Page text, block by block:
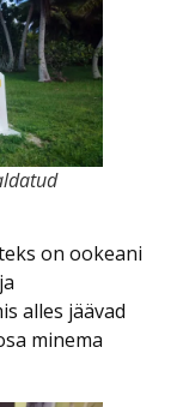
on ookeani
alles jäävad
minema